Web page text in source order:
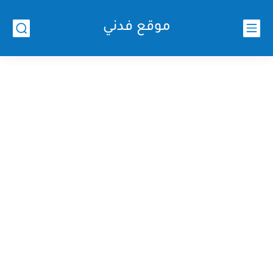
موقع فدني